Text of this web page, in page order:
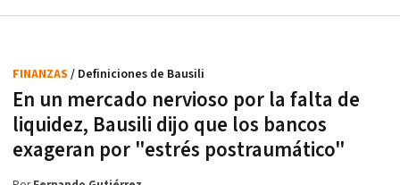
En un mercado nervioso por la falta de
liquidez, Bausili dijo que los bancos
exageran por "estrés postraumático"
FINANZAS / Definiciones de Bausili